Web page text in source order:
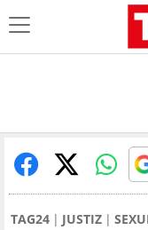
TAG24 JUSTIZ